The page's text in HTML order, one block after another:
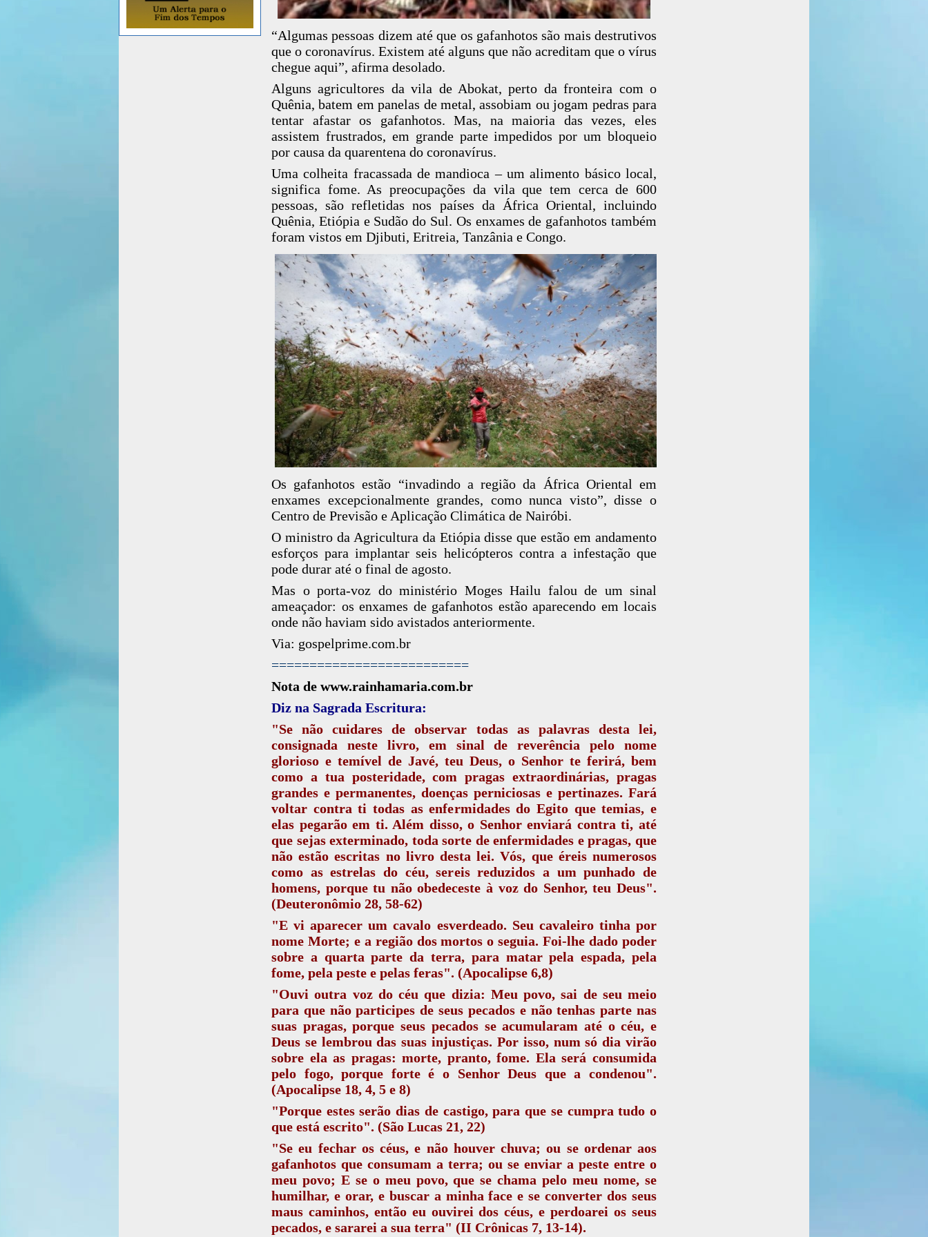
“Algumas pessoas dizem até que os gafanhotos são mais destrutivos
que o coronavírus. Existem até alguns que não acreditam que o vírus
chegue aqui”, afirma desolado.
Alguns agricultores da vila de Abokat, perto da fronteira com o
Quênia, batem em panelas de metal, assobiam ou jogam pedras para
tentar afastar os gafanhotos. Mas, na maioria das vezes, eles
assistem frustrados, em grande parte impedidos por um bloqueio
por causa da quarentena do coronavírus.
Uma colheita fracassada de mandioca – um alimento básico local,
significa fome. As preocupações da vila que tem cerca de 600
pessoas, são refletidas nos países da África Oriental, incluindo
Quênia, Etiópia e Sudão do Sul. Os enxames de gafanhotos também
foram vistos em Djibuti, Eritreia, Tanzânia e Congo.
Os gafanhotos estão “invadindo a região da África Oriental em
enxames excepcionalmente grandes, como nunca visto”, disse o
Centro de Previsão e Aplicação Climática de Nairóbi.
O ministro da Agricultura da Etiópia disse que estão em andamento
esforços para implantar seis helicópteros contra a infestação que
pode durar até o final de agosto.
Mas o porta-voz do ministério Moges Hailu falou de um sinal
ameaçador: os enxames de gafanhotos estão aparecendo em locais
onde não haviam sido avistados anteriormente.
Via: gospelprime.com.br
==========================
Nota de www.rainhamaria.com.br
Diz na Sagrada Escritura:
"Se não cuidares de observar todas as palavras desta lei,
consignada neste livro, em sinal de reverência pelo nome
glorioso e temível de Javé, teu Deus, o Senhor te ferirá, bem
como a tua posteridade, com pragas extraordinárias, pragas
grandes e permanentes, doenças perniciosas e pertinazes. Fará
voltar contra ti todas as enfermidades do Egito que temias, e
elas pegarão em ti. Além disso, o Senhor enviará contra ti, até
que sejas exterminado, toda sorte de enfermidades e pragas, que
não estão escritas no livro desta lei. Vós, que éreis numerosos
como as estrelas do céu, sereis reduzidos a um punhado de
homens, porque tu não obedeceste à voz do Senhor, teu Deus".
(Deuteronômio 28, 58-62)
"E vi aparecer um cavalo esverdeado. Seu cavaleiro tinha por
nome Morte; e a região dos mortos o seguia. Foi-lhe dado poder
sobre a quarta parte da terra, para matar pela espada, pela
fome, pela peste e pelas feras". (Apocalipse 6,8)
"Ouvi outra voz do céu que dizia: Meu povo, sai de seu meio
para que não participes de seus pecados e não tenhas parte nas
suas pragas,porque seus pecados se acumularam até o céu, e
Deus se lembrou das suas injustiças. Por isso, num só dia virão
sobre ela as pragas: morte, pranto, fome. Ela será consumida
pelo fogo, porque forte é o Senhor Deus que a condenou".
(Apocalipse 18, 4, 5 e 8)
"Porque estes serão dias de castigo, para que se cumpra tudo o
que está escrito". (São Lucas 21, 22)
"Se eu fechar os céus, e não houver chuva; ou se ordenar aos
gafanhotos que consumam a terra; ou se enviar a peste entre o
meu povo; E se o meu povo, que se chama pelo meu nome, se
humilhar, e orar, e buscar a minha face e se converter dos seus
maus caminhos, então eu ouvirei dos céus, e perdoarei os seus
pecados, e sararei a sua terra" (II Crônicas 7, 13-14).